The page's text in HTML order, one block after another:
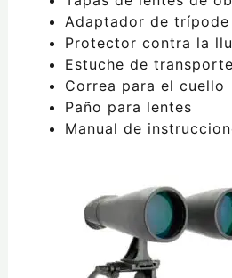
Adaptador de trípode
Protector contra la
Estuche de transporte
Correa para el cuello
Paño para lentes
Manual de